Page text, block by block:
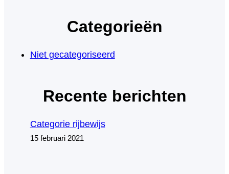
Categorieën
Niet gecategoriseerd
Recente berichten
Categorie rijbewijs
15 februari 2021